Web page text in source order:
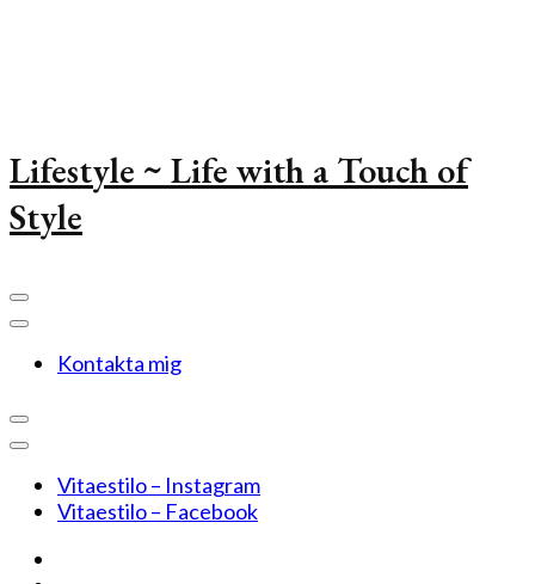
Lifestyle ~ Life with a Touch of
Style
Kontakta mig
Vitaestilo – Instagram
Vitaestilo – Facebook